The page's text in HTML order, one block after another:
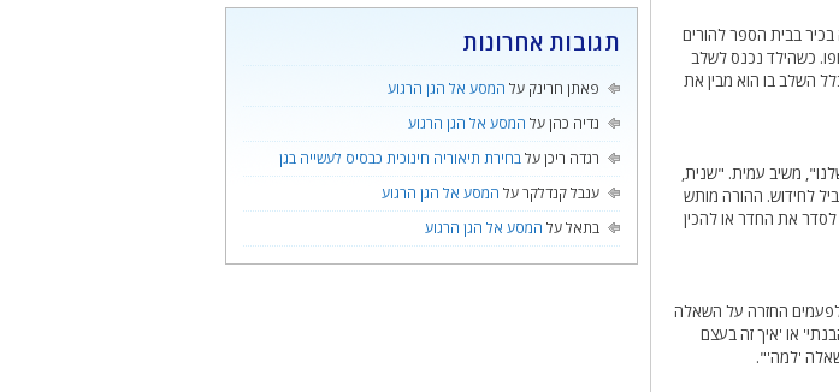
בכיר בבית הספר להורים
כשהילד נכנס לשלב
השלב בו הוא מבין את
משיב עמית. "שנית,
לחידוש. ההורה מותש
לסדר את החדר או להכין
החזרה על השאלה
או 'איך זה בעצם
'למה'".
תגובות אחרונות
פאתן חרינק על המסע אל הגן הרגוע
נדיה כהןעל המסע אל הגן הרגוע
רגדה ריכןעלבחירת תיאוריה חינוכית כבסיס לעשייה בגן
ענבל קנדלקרעל המסע אל הגן הרגוע
בתאלעל המסע אל הגן הרגוע